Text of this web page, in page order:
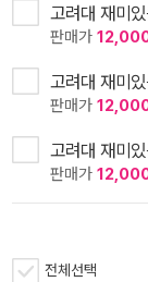
고려대 재미
판매가
고려대 재미
판매가
고려대 재미
판매가
전체선택